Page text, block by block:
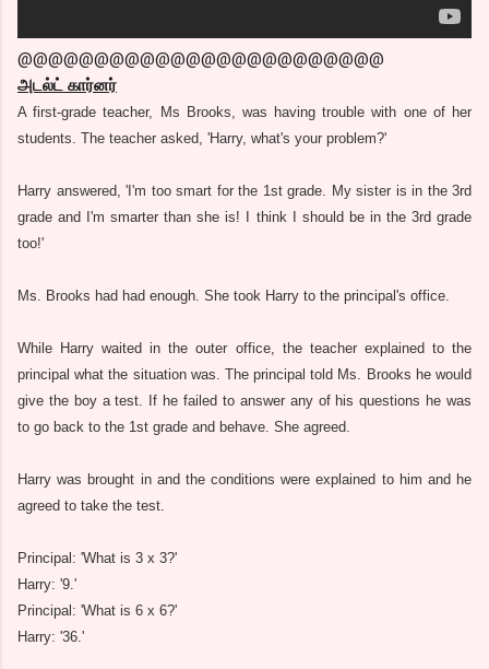
@@@@@@@@@@@@@@@@@@@@@@@@
அடல்ட் கார்னர்
A first-grade teacher, Ms Brooks, was having trouble with one of her
students. The teacher asked, 'Harry, what's your problem?'
Harry answered, 'I'm too smart for the 1st grade. My sister is in the 3rd
grade and I'm smarter than she is! I think I should be in the 3rd grade
too!'
Ms. Brooks had had enough. She took Harry to the principal's office.
While Harry waited in the outer office, the teacher explained to the
principal what the situation was. The principal told Ms. Brooks he would
give the boy a test. If he failed to answer any of his questions he was
to go back to the 1st grade and behave. She agreed.
Harry was brought in and the conditions were explained to him and he
agreed to take the test.
Principal: 'What is 3 x 3?'
Harry: '9.'
Principal: 'What is 6 x 6?'
Harry: '36.'